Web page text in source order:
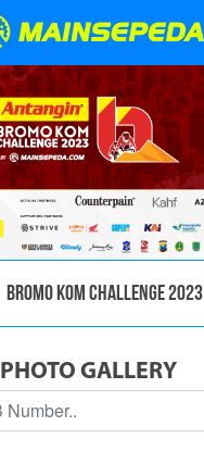
Bromo KOM Challenge 2023
PHOTO GALLERY